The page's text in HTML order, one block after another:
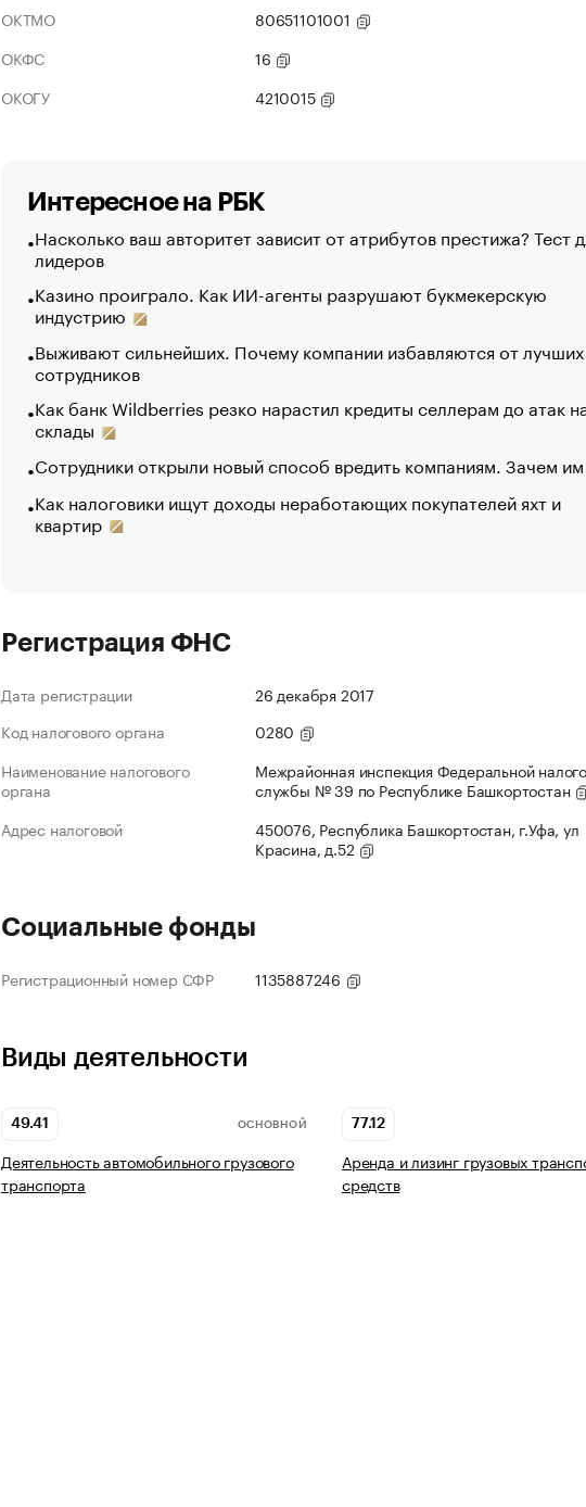
ОКТМО
80651101001
ОКФС
16
ОКОГУ
4210015
Интересное на РБК
Насколько ваш авторитет зависит от атрибутов престижа? Тест
лидеров
Казино проиграло. Как ИИ-агенты разрушают букмекерскую
индустрию
Выживают сильнейших. Почему компании избавляются от лучших
сотрудников
Как банк Wildberries резко нарастил кредиты селлерам до атак
склады
Сотрудники открыли новый способ вредить компаниям. Зачем
Как налоговики ищут доходы неработающих покупателей яхт и
квартир
Регистрация ФНС
Дата регистрации
26 декабря 2017
Код налогового органа
0280
Наименование налогового
органа
Межрайонная инспекция Федеральной
службы № 39 по Республике Башкортостан
Адрес налоговой
450076, Республика Башкортостан, г.Уфа, ул
Красина, д.52
Социальные фонды
Регистрационный номер СФР 1135887246
Виды деятельности
49.41 ОСНОВНОЙ
Деятельность автомобильного грузового
транспорта
77.12
Аренда и лизинг грузовых
средств